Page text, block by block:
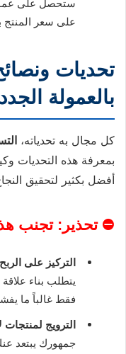
ستحصل على
على سعر المنتج
تحديات
بالعمولة الجدد
كل مجال به تحدياته،
بمعرفة هذه التحديات
أفضل بكثير لتحقيق
⛔ تحذير: تجنب
التركيز على
يتطلب بناء
فقط غالباً ما
الترويج لمنتجات
جمهورك يبتعد